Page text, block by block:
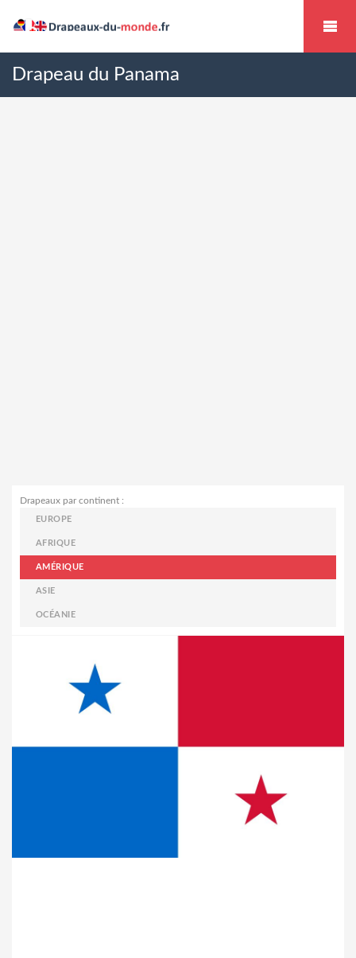
Drapeau du Panama
Drapeaux par continent :
EUROPE
AFRIQUE
AMÉRIQUE
ASIE
OCÉANIE